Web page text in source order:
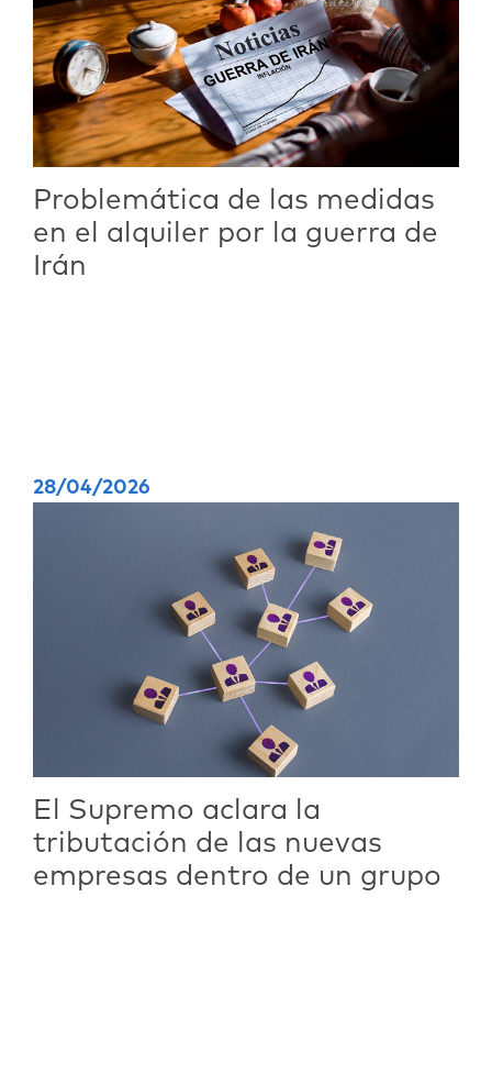
Problemática de las medidas
en el alquiler por la guerra de
Irán
28/04/2026
El Supremo aclara la
tributación de las nuevas
empresas dentro de un grupo